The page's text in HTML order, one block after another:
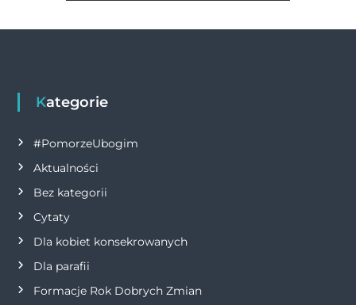
k
a
c
j
a
w
p
Kategorie
#PomorzeUbogim
Aktualności
Bez kategorii
Cytaty
Dla kobiet konsekrowanych
Dla parafii
Formacje Rok Dobrych Zmian